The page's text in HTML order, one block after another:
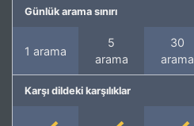
Günlük arama sınırı
1 arama
5
arama
30
arama
Karşı dildeki karşılıklar